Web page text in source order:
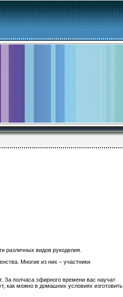
различных видов рукоделия.
Многие из них – участники
За полчаса эфирного времени вас научат
как можно в домашних условиях изготовить